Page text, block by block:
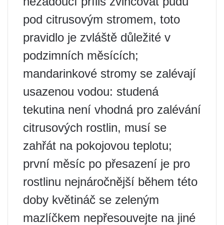
pod citrusovým stromem, toto
pravidlo je zvláště důležité v
podzimních měsících;
mandarinkové stromy se zalévají
usazenou vodou: studená
tekutina není vhodná pro zalévání
citrusových rostlin, musí se
zahřát na pokojovou teplotu;
první měsíc po přesazení je pro
rostlinu nejnáročnější během této
doby květináč se zeleným
mazlíčkem nepřesouvejte na jiné